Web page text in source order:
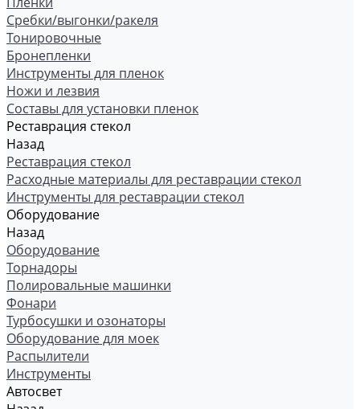
Сребки/выгонки/ракеля
Тонировочные
Бронепленки
Инструменты для пленок
Ножи и лезвия
Составы для установки пленок
Реставрация стекол
Назад
Реставрация стекол
Расходные материалы для реставрации стекол
Инструменты для реставрации стекол
Оборудование
Назад
Оборудование
Торнадоры
Полировальные машинки
Фонари
Турбосушки и озонаторы
Оборудование для моек
Распылители
Инструменты
Автосвет